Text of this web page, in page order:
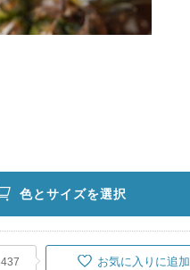
色とサイズを選択
437 お気に入りに追加